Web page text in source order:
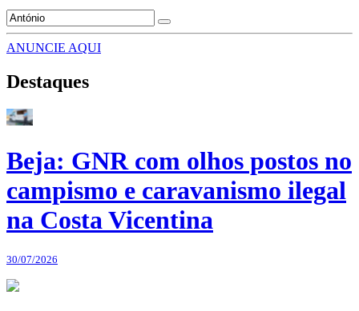
ANUNCIE AQUI
Destaques
Beja: GNR com olhos postos no
campismo e caravanismo ilegal
na Costa Vicentina
30/07/2026